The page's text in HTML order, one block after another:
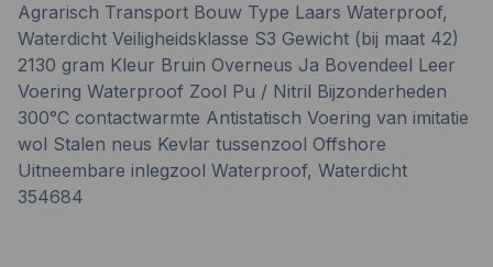
Agrarisch Transport Bouw Type Laars Waterproof,
Waterdicht Veiligheidsklasse S3 Gewicht (bij maat 42)
2130 gram Kleur Bruin Overneus Ja Bovendeel Leer
Voering Waterproof Zool Pu / Nitril Bijzonderheden
300°C contactwarmte Antistatisch Voering van imitatie
wol Stalen neus Kevlar tussenzool Offshore
Uitneembare inlegzool Waterproof, Waterdicht
354684